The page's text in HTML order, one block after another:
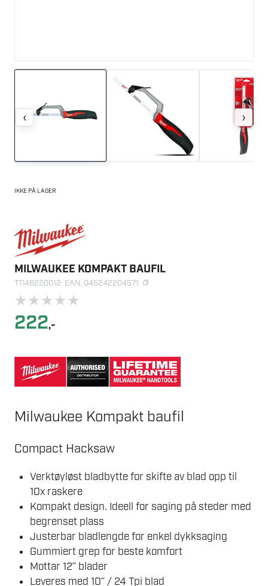
‹ ›
IKKE PÅ LAGER
MILWAUKEE KOMPAKT BAUFIL
TTI48220012· EAN: 045242204571
★★★★★
222,-
Milwaukee Kompakt baufil
Compact Hacksaw
Verktøyløst bladbytte for skifte av blad opp til
10x raskere
Kompakt design. Ideell for saging på steder med
begrenset plass
Justerbar bladlengde for enkel dykksaging
Gummiert grep for beste komfort
Mottar 12˝ blader
Leveres med 10˝ / 24 Tpi blad